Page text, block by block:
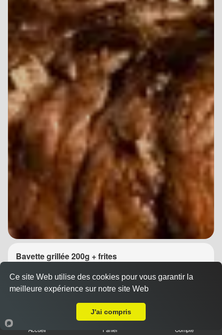
Bavette grillée 200g + frites
Dès14.90 €
Accueil Panier Compte
Ce site Web utilise des cookies pour vous garantir la
meilleure expérience sur notre site Web
J'ai compris